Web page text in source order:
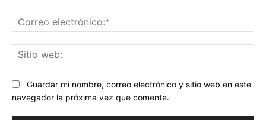
Guardar mi nombre, correo electrónico y sitio web en este
navegador la próxima vez que comente.